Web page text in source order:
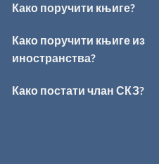
Како поручити књиге?
Како поручити књиге из
иностранства?
Како постати члан СКЗ?